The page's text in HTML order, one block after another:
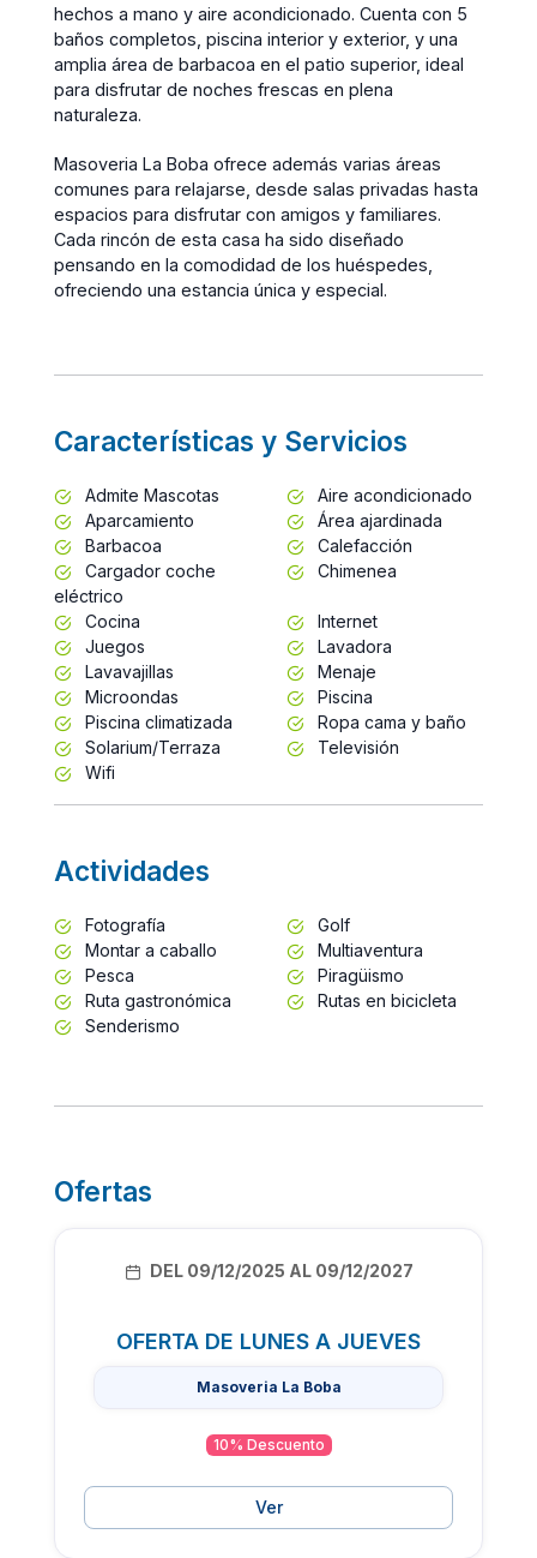
hechos a mano y aire acondicionado. Cuenta con 5
baños completos, piscina interior y exterior, y una
amplia área de barbacoa en el patio superior, ideal
para disfrutar de noches frescas en plena
naturaleza.
Masoveria La Boba ofrece además varias áreas
comunes para relajarse, desde salas privadas hasta
espacios para disfrutar con amigos y familiares.
Cada rincón de esta casa ha sido diseñado
pensando en la comodidad de los huéspedes,
ofreciendo una estancia única y especial.
Características y Servicios
Admite Mascotas
Aire acondicionado
Aparcamiento
Área ajardinada
Barbacoa
Calefacción
Cargador coche
eléctrico
Chimenea
Cocina
Internet
Juegos
Lavadora
Lavavajillas
Menaje
Microondas
Piscina
Piscina climatizada
Ropa cama y baño
Solarium/Terraza
Televisión
Wifi
Actividades
Fotografía
Golf
Montar a caballo
Multiaventura
Pesca
Piragüismo
Ruta gastronómica
Rutas en bicicleta
Senderismo
Ofertas
DEL 09/12/2025 AL 09/12/2027
OFERTA DE LUNES A JUEVES
Masoveria La Boba
10% Descuento
Ver